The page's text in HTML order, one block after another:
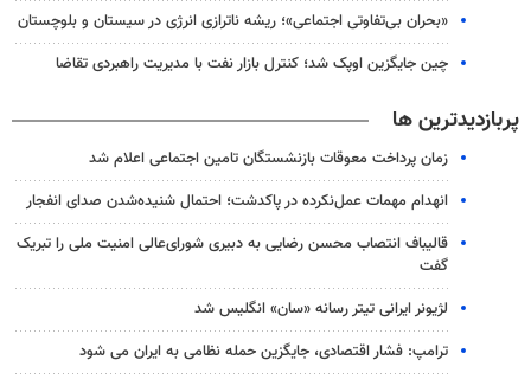
«بحران بی‌تفاوتی اجتماعی»؛ ریشه ناترازی انرژی در سیستان و بلوچستان
چین جایگزین اوپک شد؛ کنترل بازار نفت با مدیریت راهبردی تقاضا
پربازدیدترین ها
زمان پرداخت معوقات بازنشستگان تامین اجتماعی اعلام شد
انهدام مهمات عمل‌نکرده در پاکدشت؛ احتمال شنیده‌شدن صدای انفجار
قالیباف انتصاب محسن رضایی به دبیری شورای‌عالی امنیت ملی را تبریک
گفت
لژیونر ایرانی تیتر رسانه «سان» انگلیس شد
ترامپ: فشار اقتصادی، جایگزین حمله نظامی به ایران می شود